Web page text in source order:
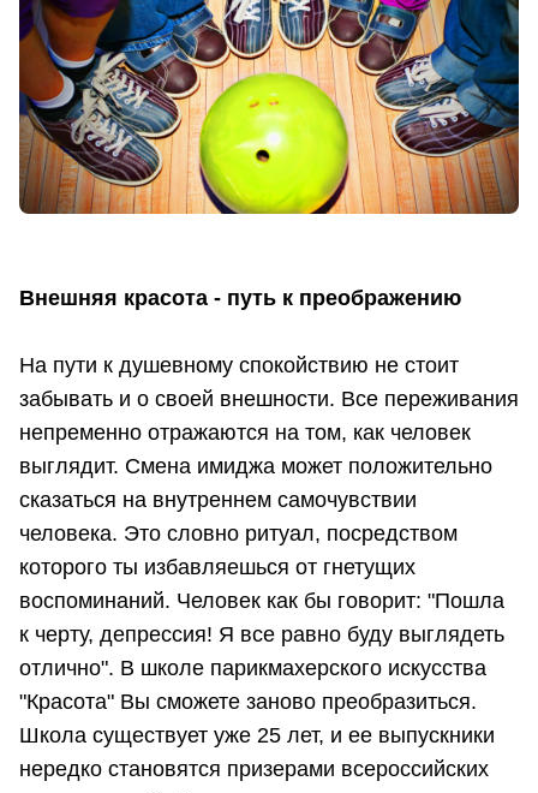
Внешняя красота - путь к преображению
На пути к душевному спокойствию не стоит
забывать и о своей внешности. Все переживания
непременно отражаются на том, как человек
выглядит. Смена имиджа может положительно
сказаться на внутреннем самочувствии
человека. Это словно ритуал, посредством
которого ты избавляешься от гнетущих
воспоминаний. Человек как бы говорит: "Пошла
к черту, депрессия! Я все равно буду выглядеть
отлично". В школе парикмахерского искусства
"Красота" Вы сможете заново преобразиться.
Школа существует уже 25 лет, и ее выпускники
нередко становятся призерами всероссийских